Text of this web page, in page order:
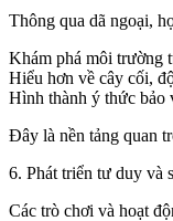
Thông qua dã ngoại,
Khám phá môi trường
Hiểu hơn về cây cối,
Hình thành ý thức bảo
Đây là nền tảng quan
6. Phát triển tư duy và
Các trò chơi và hoạt